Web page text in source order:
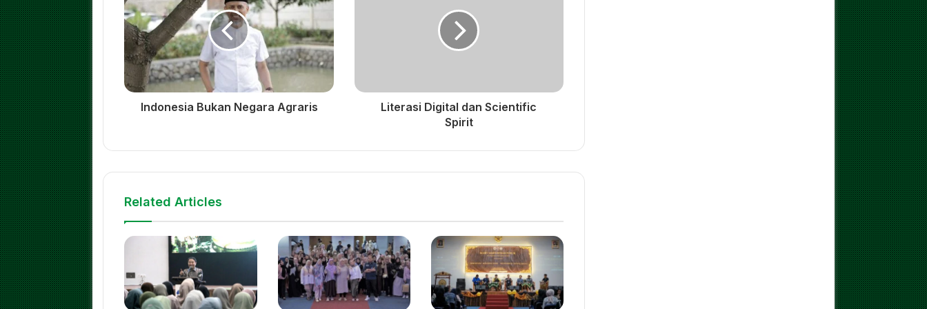
Indonesia Bukan Negara Agraris
Literasi Digital dan Scientific
Spirit
Related Articles